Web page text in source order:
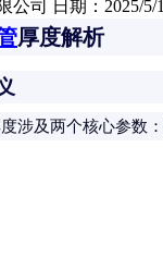
司 日期：2025/5/
厚度解析
涉及两个核心参数：